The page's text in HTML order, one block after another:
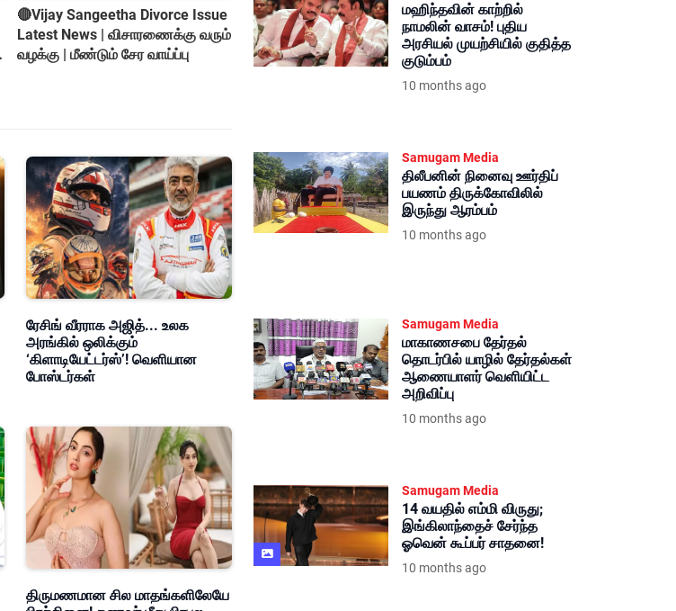
🔴Vijay Sangeetha Divorce Issue
Latest News | விசாரணைக்கு வரும்
வழக்கு | மீண்டும் சேர வாய்ப்பு
ரேசிங் வீரராக அஜித்... உலக
அரங்கில் ஒலிக்கும்
‘கிளாடியேட்டர்ஸ்’! வெளியான
போஸ்டர்கள்
திருமணமான சில மாதங்களிலேயே
மஹிந்தவின் காற்றில்
நாமலின் வாசம்! புதிய
அரசியல் முயற்சியில் குதித்த
குடும்பம்
10 months ago
Samugam Media
திலீபனின் நினைவு ஊர்திப்
பயணம் திருக்கோவிலில்
இருந்து ஆரம்பம்
10 months ago
Samugam Media
மாகாணசபை தேர்தல்
தொடர்பில் யாழில் தேர்தல்கள்
ஆணையாளர் வெளியிட்ட
அறிவிப்பு
10 months ago
Samugam Media
14 வயதில் எம்மி விருது;
இங்கிலாந்தைச் சேர்ந்த
ஓவென் கூப்பர் சாதனை!
10 months ago